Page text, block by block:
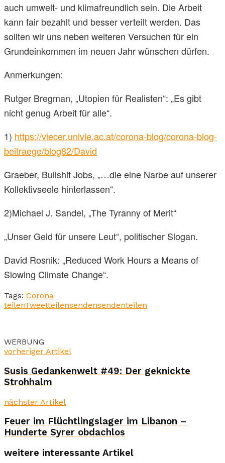
auch umwelt- und klimafreundlich sein. Die Arbeit
kann fair bezahlt und besser verteilt werden. Das
sollten wir uns neben weiteren Versuchen für ein
Grundeinkommen im neuen Jahr wünschen dürfen.
Anmerkungen:
Rutger Bregman, „Utopien für Realisten“: „Es gibt
nicht genug Arbeit für alle“.
1) https://viecer.univie.ac.at/corona-blog/corona-blog-
beitraege/blog82/David
Graeber, Bullshit Jobs, „…die eine Narbe auf unserer
Kollektivseele hinterlassen“.
2)Michael J. Sandel, „The Tyranny of Merit“
„Unser Geld für unsere Leut“, politischer Slogan.
David Rosnik: „Reduced Work Hours a Means of
Slowing Climate Change“.
Tags: Corona
teilenTweetteilensendensendenteilen
WERBUNG
vorheriger Artikel
Susis Gedankenwelt #49: Der geknickte
Strohhalm
nächster Artikel
Feuer im Flüchtlingslager im Libanon –
Hunderte Syrer obdachlos
weitere interessante Artikel